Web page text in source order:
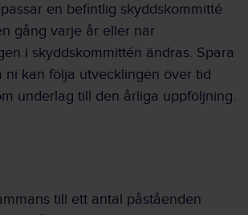
en befintlig skyddskommitté
gång varje år eller när
i skyddskommittén ändras. Spara
ni kan följa utvecklingen över tid
underlag till den årliga uppföljning.
till ett antal påståenden